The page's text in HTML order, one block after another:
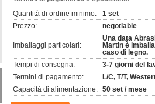
Quantità di ordine minimo:
1 set
Prezzo:
negotiable
Imballaggi particolari:
Una data
Martin è
caso di legno.
Tempi di consegna:
3-7 giorni del
Termini di pagamento:
L/C, T/T,
Capacità di alimentazione: 50 set / mese